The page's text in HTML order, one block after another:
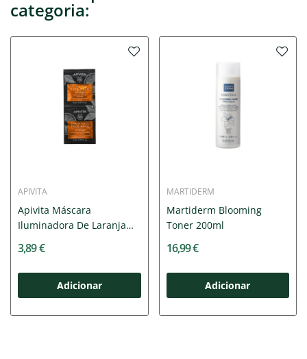
categoria:
APIVITA
Apivita Máscara
Iluminadora De Laranja
3,89 €
Adicionar
MARTIDERM
Martiderm Blooming
Toner 200ml
16,99 €
Adicionar